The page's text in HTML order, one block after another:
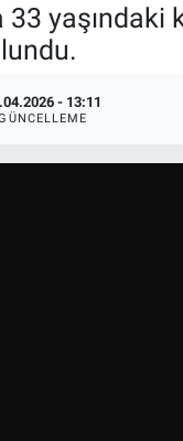
yaşındaki
- 13:11